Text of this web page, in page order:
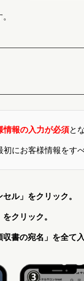
情報の入力が必須と
にお客様情報をす
ル」をクリック。
クリック。
書の宛名」を全て入